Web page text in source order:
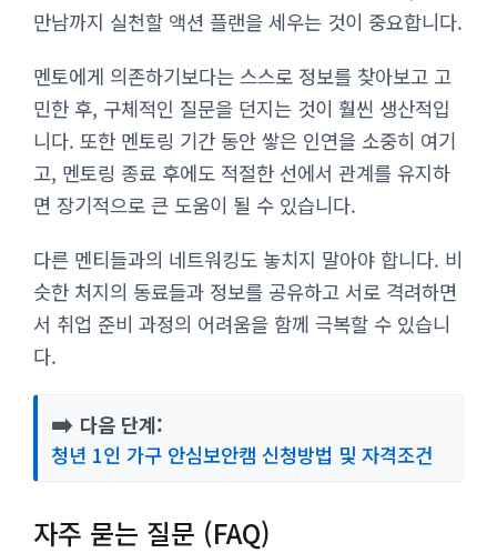
만남까지 실천할 액션 플랜을 세우는 것이 중요합니다.
멘토에게 의존하기보다는 스스로 정보를 찾아보고 고
민한 후, 구체적인 질문을 던지는 것이 훨씬 생산적입
니다. 또한 멘토링 기간 동안 쌓은 인연을 소중히 여기
고, 멘토링 종료 후에도 적절한 선에서 관계를 유지하
면 장기적으로 큰 도움이 될 수 있습니다.
다른 멘티들과의 네트워킹도 놓치지 말아야 합니다. 비
슷한 처지의 동료들과 정보를 공유하고 서로 격려하면
서 취업 준비 과정의 어려움을 함께 극복할 수 있습니
다.
➡️ 다음 단계:
청년 1인 가구 안심보안캠 신청방법 및 자격조건
자주 묻는 질문 (FAQ)